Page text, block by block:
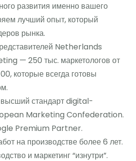
развития именно вашего
лучший опыт, который
рынка.
Netherlands
— 250 тыс. маркетологов от
которые всегда готовы
стандарт digital-
Marketing Confederation.
Premium Partner.
на производстве более 6 лет.
и маркетинг “изнутри”.